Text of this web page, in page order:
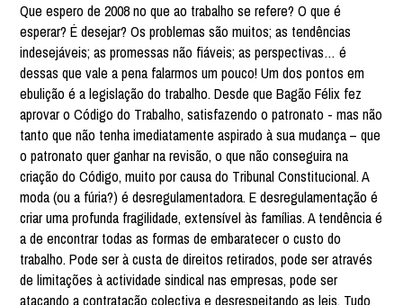
Que espero de 2008 no que ao trabalho se refere? O que é
esperar? É desejar? Os problemas são muitos; as tendências
indesejáveis; as promessas não fiáveis; as perspectivas… é
dessas que vale a pena falarmos um pouco! Um dos pontos em
ebulição é a legislação do trabalho. Desde que Bagão Félix fez
aprovar o Código do Trabalho, satisfazendo o patronato - mas não
tanto que não tenha imediatamente aspirado à sua mudança – que
o patronato quer ganhar na revisão, o que não conseguira na
criação do Código, muito por causa do Tribunal Constitucional. A
moda (ou a fúria?) é desregulamentadora. E desregulamentação é
criar uma profunda fragilidade, extensível às famílias. A tendência é
a de encontrar todas as formas de embaratecer o custo do
trabalho. Pode ser à custa de direitos retirados, pode ser através
de limitações à actividade sindical nas empresas, pode ser
atacando a contratação colectiva e desrespeitando as leis. Tudo